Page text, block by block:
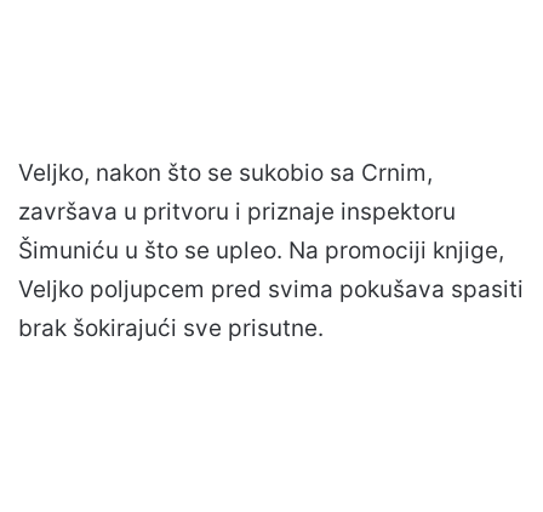
Veljko, nakon što se sukobio sa Crnim,
završava u pritvoru i priznaje inspektoru
Šimuniću u što se upleo. Na promociji knjige,
Veljko poljupcem pred svima pokušava spasiti
brak šokirajući sve prisutne.